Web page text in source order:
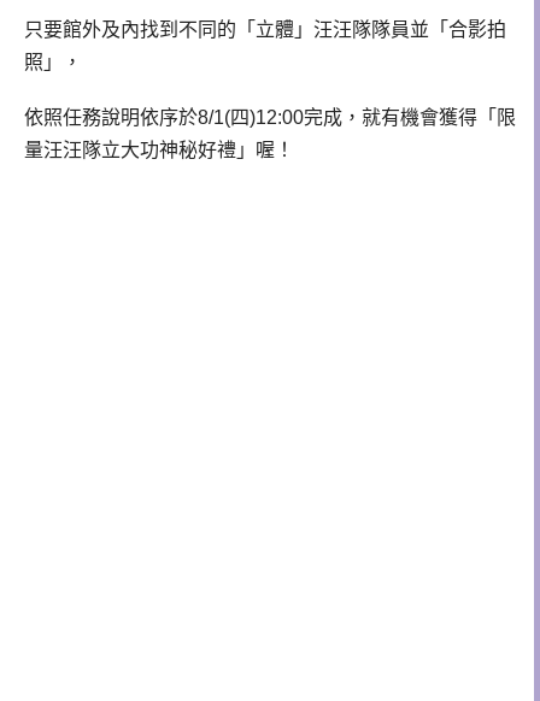
只要館外及內找到不同的「立體」汪汪隊隊員並「合影拍
照」，
依照任務說明依序於8/1(四)12:00完成，就有機會獲得「限
量汪汪隊立大功神秘好禮」喔！